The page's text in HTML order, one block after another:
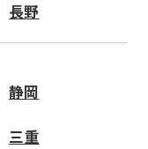
長野
静岡
三重